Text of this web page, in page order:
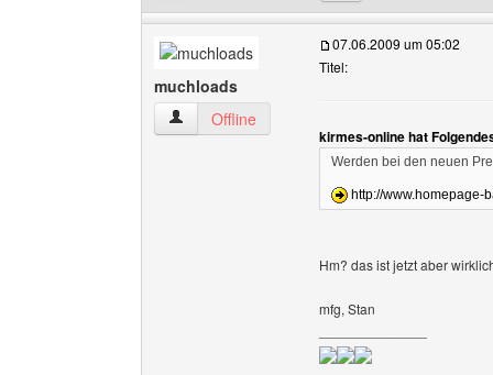
muchloads
muchloads Benutzer-Profile anzeigen
Offline
07.06.2009 um 05:02
Titel:
kirmes-online hat
Werden bei den neuen
http://www.homepage-
Hm? das ist jetzt aber
mfg, Stan